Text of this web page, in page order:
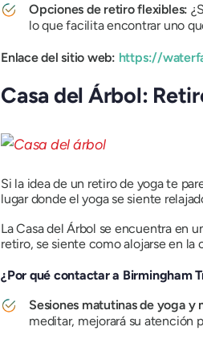
Opciones de retiro flexibles:
lo que facilita encontrar uno
Enlace del sitio web: https://
Casa del Árbol:
Si la idea de un retiro de yoga te
lugar donde el yoga se siente
La Casa del Árbol se encuentra en
retiro, se siente como alojarse en la
¿Por qué contactar a Birmingham
Sesiones matutinas de yoga y
meditar, mejorará su atención